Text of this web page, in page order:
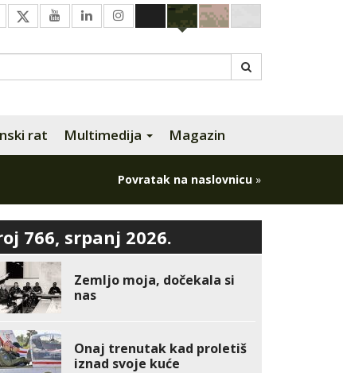
rat Multimedija Magazin
Povratak na naslovnicu »
766, srpanj 2026.
Zemljo moja, dočekala si
nas
Onaj trenutak kad proletiš
iznad svoje kuće